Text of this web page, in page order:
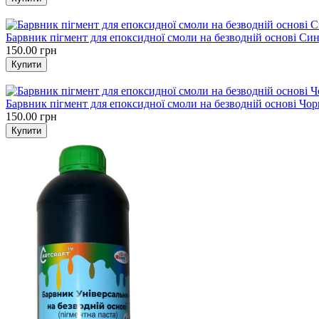
Барвник пігмент для епоксидної смоли на безводній основі
150.00 грн
Барвник пігмент для епоксидної смоли на безводній основі
150.00 грн